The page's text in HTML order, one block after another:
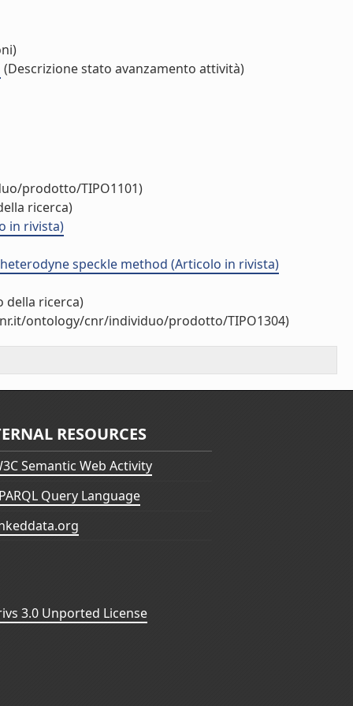
(Descrizione stato avanzamento attività)
prodotto/TIPO1101)
ricerca)
in rivista)
speckle method (Articolo in rivista)
della ricerca)
ontology/cnr/individuo/prodotto/TIPO1304)
RESOURCES
Semantic Web Activity
Query Language
3.0 Unported License